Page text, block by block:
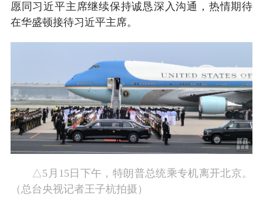
愿同习近平主席继续保持诚恳深入沟通，热情期待
在华盛顿接待习近平主席。
△5月15日下午，特朗普总统乘专机离开北京。
（总台央视记者王子杭拍摄）